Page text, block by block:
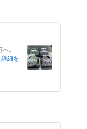
。
詳細を